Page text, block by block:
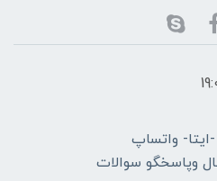
ایتا- واتساپ
ارسال وپاسخگو سوالات